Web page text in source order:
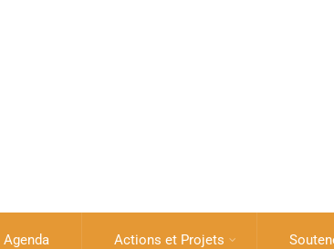
Agenda Actions et Projets